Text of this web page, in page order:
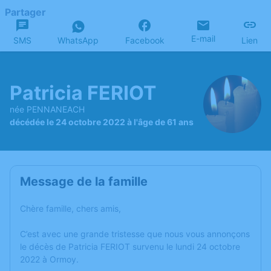
Partager
SMS WhatsApp Facebook E-mail Lien
Patricia FERIOT
née PENNANEACH
décédée le 24 octobre 2022 à l'âge de 61 ans
Message de la famille
Chère famille, chers amis,
C’est avec une grande tristesse que nous vous annonçons
le décès de Patricia FERIOT survenu le lundi 24 octobre
2022 à Ormoy.